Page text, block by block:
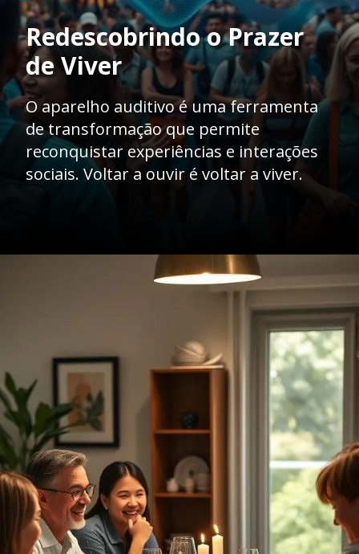
Redescobrindo o Prazer
de Viver
O aparelho auditivo é uma ferramenta
de transformação que permite
reconquistar experiências e interações
sociais. Voltar a ouvir é voltar a viver.